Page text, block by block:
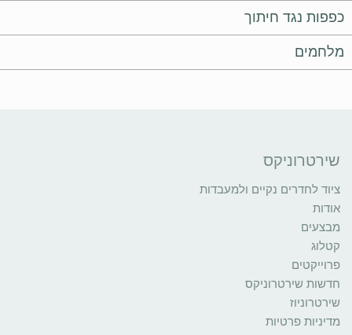
כפפות נגד חיתוך
מלחמים
שירטרוניקס
ציוד לחדרים נקיים ולמעבדות
אודות
מבצעים
קטלוג
פרוייקטים
חדשות שירטרוניקס
שירטרוניוז
מדיניות פרטיות